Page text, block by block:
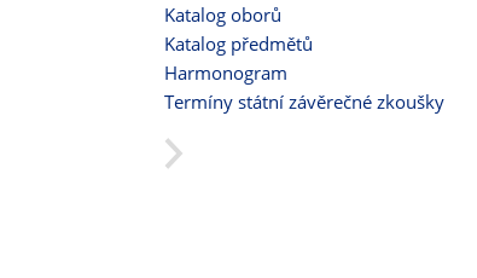
Katalog oborů
Katalog předmětů
Harmonogram
Termíny státní závěrečné zkoušky